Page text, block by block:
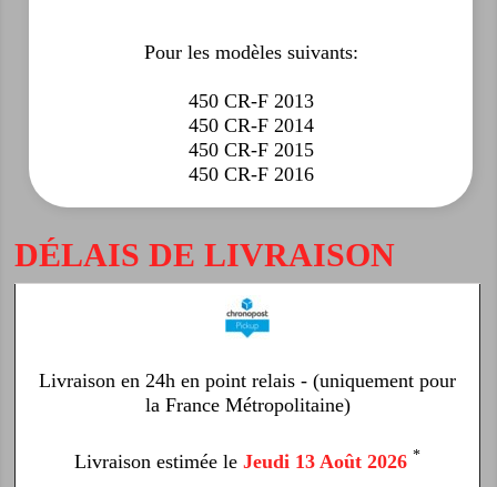
Pour les modèles suivants:
450 CR-F 2013
450 CR-F 2014
450 CR-F 2015
450 CR-F 2016
DÉLAIS DE LIVRAISON
Livraison en 24h en point relais - (uniquement pour
la France Métropolitaine)
Livraison estimée le Jeudi 13 Août 2026 *